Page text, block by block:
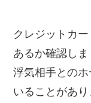
クレジットカ
あるか確認しま
浮気相手との
いることがあり